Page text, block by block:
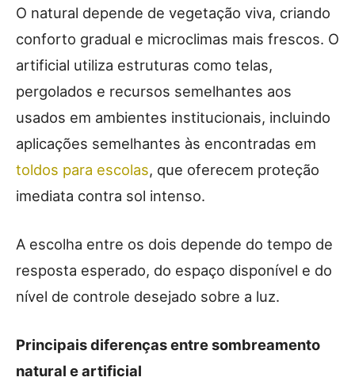
O natural depende de vegetação viva, criando
conforto gradual e microclimas mais frescos. O
artificial utiliza estruturas como telas,
pergolados e recursos semelhantes aos
usados em ambientes institucionais, incluindo
aplicações semelhantes às encontradas em
toldos para escolas, que oferecem proteção
imediata contra sol intenso.
A escolha entre os dois depende do tempo de
resposta esperado, do espaço disponível e do
nível de controle desejado sobre a luz.
Principais diferenças entre sombreamento
natural e artificial